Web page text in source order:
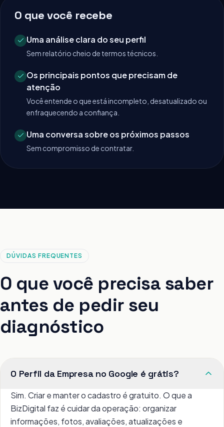
O que você recebe
Uma análise clara do seu perfil
Sem relatório cheio de termos técnicos.
Os principais pontos que precisam de
atenção
Você entende o que está incompleto, desatualizado ou
enfraquecendo a confiança.
Uma conversa sobre os próximos passos
Sem compromisso de contratar.
DÚVIDAS FREQUENTES
O que você precisa saber
antes de pedir seu
diagnóstico
O Perfil da Empresa no Google é grátis?
Sim. Criar e manter o cadastro é gratuito. O que a
BizDigital faz é cuidar da operação: organizar
informações, fotos, avaliações, atualizações e